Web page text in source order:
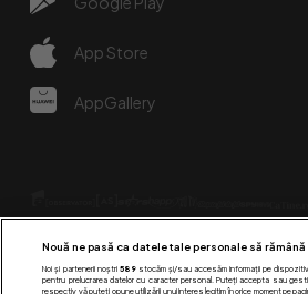
App Store
AppGallery
Nouă ne pasă ca datele tale personale să
Noi și partenerii noștri 589stocăm și/sau accesăm informații pe
pentru prelucrarea datelor cu caracter personal. Puteți accepta sau
respectiv vă puteți opune utilizării unui interes legitim în orice moment pe